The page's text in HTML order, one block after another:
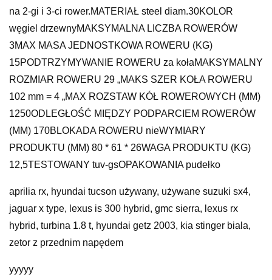
na 2-gi i 3-ci rower.MATERIAŁ steel diam.30KOLOR
węgiel drzewnyMAKSYMALNA LICZBA ROWERÓW
3MAX MASA JEDNOSTKOWA ROWERU (KG)
15PODTRZYMYWANIE ROWERU za kołaMAKSYMALNY
ROZMIAR ROWERU 29 „MAKS SZER KOŁA ROWERU
102 mm = 4 „MAX ROZSTAW KÓŁ ROWEROWYCH (MM)
1250ODLEGŁOŚĆ MIĘDZY PODPARCIEM ROWERÓW
(MM) 170BLOKADA ROWERU nieWYMIARY
PRODUKTU (MM) 80 * 61 * 26WAGA PRODUKTU (KG)
12,5TESTOWANY tuv-gsOPAKOWANIA pudełko
aprilia rx, hyundai tucson używany, używane suzuki sx4,
jaguar x type, lexus is 300 hybrid, gmc sierra, lexus rx
hybrid, turbina 1.8 t, hyundai getz 2003, kia stinger biala,
zetor z przednim napędem
yyyyy